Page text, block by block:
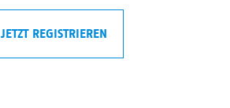
JETZT REGISTRIEREN